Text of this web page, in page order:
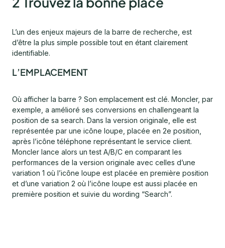
L’un des enjeux majeurs de la barre de recherche, est
d’être la plus simple possible tout en étant clairement
identifiable.
L’EMPLACEMENT
Où afficher la barre ? Son emplacement est clé. Moncler, par
exemple, a amélioré ses conversions en challengeant la
position de sa search. Dans la version originale, elle est
représentée par une icône loupe, placée en 2e position,
après l’icône téléphone représentant le service client.
Moncler lance alors un test A/B/C en comparant les
performances de la version originale avec celles d’une
variation 1 où l’icône loupe est placée en première position
et d’une variation 2 où l’icône loupe est aussi placée en
première position et suivie du wording “Search”.